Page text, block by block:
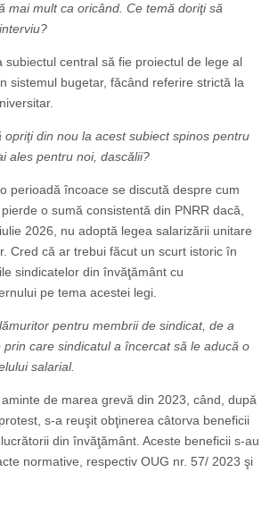
mai mult ca oricând. Ce temă doriţi să
subiectul central să fie proiectul de lege al
sistemul bugetar, făcând referire strictă la
opriţi din nou la acest subiect spinos pentru
ales pentru noi, dascălii?
perioadă încoace se discută despre cum
o sumă consistentă din PNRR dacă,
2026, nu adoptă legea salarizării unitare
Cred că ar trebui făcut un scurt istoric în
sindicatelor din învăţământ cu
pe tema acestei legi.
pentru membrii de sindicat, de a
care sindicatul a încercat să le aducă o
salarial.
de marea grevă din 2023, când, după
s-a reuşit obţinerea câtorva beneficii
din învăţământ. Aceste beneficii s-au
normative, respectiv OUG nr. 57/ 2023 şi